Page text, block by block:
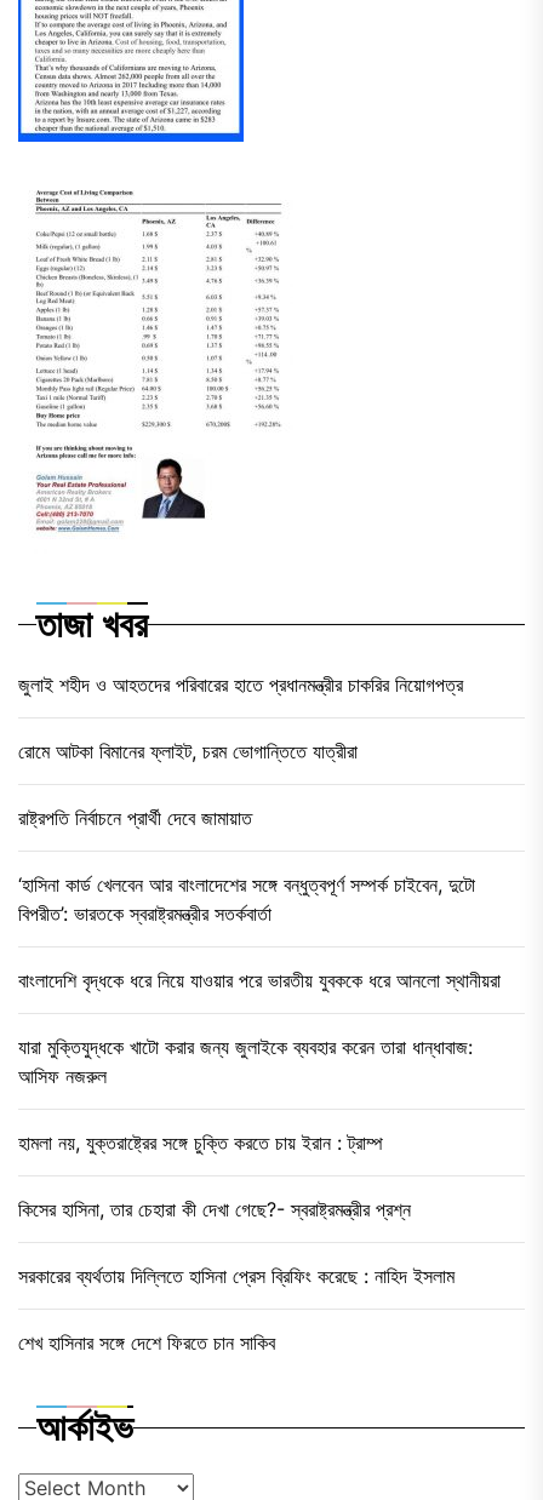
তাজা খবর
জুলাই শহীদ ও আহতদের পরিবারের হাতে প্রধানমন্ত্রীর চাকরির নিয়োগপত্র
রোমে আটকা বিমানের ফ্লাইট, চরম ভোগান্তিতে যাত্রীরা
রাষ্ট্রপতি নির্বাচনে প্রার্থী দেবে জামায়াত
‘হাসিনা কার্ড খেলবেন আর বাংলাদেশের সঙ্গে বন্ধুত্বপূর্ণ সম্পর্ক চাইবেন, দুটো
বিপরীত’: ভারতকে স্বরাষ্ট্রমন্ত্রীর সতর্কবার্তা
বাংলাদেশি বৃদ্ধকে ধরে নিয়ে যাওয়ার পরে ভারতীয় যুবককে ধরে আনলো স্থানীয়রা
যারা মুক্তিযুদ্ধকে খাটো করার জন্য জুলাইকে ব্যবহার করেন তারা ধান্ধাবাজ:
আসিফ নজরুল
হামলা নয়, যুক্তরাষ্ট্রের সঙ্গে চুক্তি করতে চায় ইরান : ট্রাম্প
কিসের হাসিনা, তার চেহারা কী দেখা গেছে?- স্বরাষ্ট্রমন্ত্রীর প্রশ্ন
সরকারের ব্যর্থতায় দিল্লিতে হাসিনা প্রেস ব্রিফিং করেছে : নাহিদ ইসলাম
শেখ হাসিনার সঙ্গে দেশে ফিরতে চান সাকিব
আর্কাইভ
আর্কাইভ